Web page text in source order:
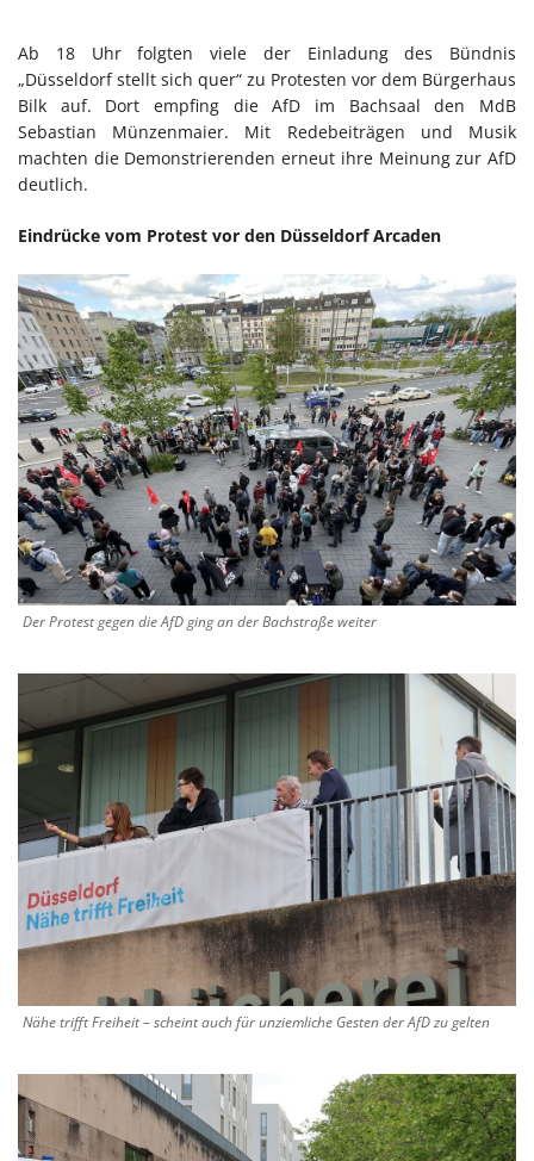
Ab 18 Uhr folgten viele der Einladung des Bündnis
„Düsseldorf stellt sich quer“ zu Protesten vor dem Bürgerhaus
Bilk auf. Dort empfing die AfD im Bachsaal den MdB
Sebastian Münzenmaier. Mit Redebeiträgen und Musik
machten die Demonstrierenden erneut ihre Meinung zur AfD
deutlich.
Eindrücke vom Protest vor den Düsseldorf Arcaden
Der Protest gegen die AfD ging an der Bachstraße weiter
Nähe trifft Freiheit – scheint auch für unziemliche Gesten der AfD zu gelten